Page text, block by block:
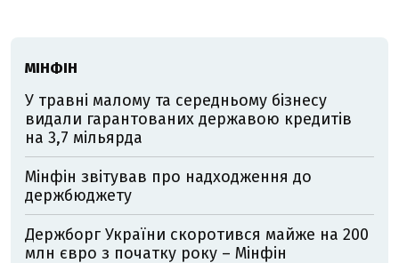
МІНФІН
У травні малому та середньому бізнесу
видали гарантованих державою кредитів
на 3,7 мільярда
Мінфін звітував про надходження до
держбюджету
Держборг України скоротився майже на 200
млн євро з початку року – Мінфін